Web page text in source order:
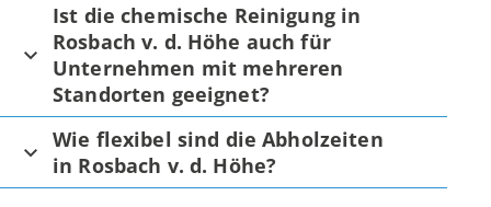
Ist die chemische Reinigung in
Rosbach v. d. Höhe auch für
Unternehmen mit mehreren
Standorten geeignet?
Wie flexibel sind die Abholzeiten
in Rosbach v. d. Höhe?